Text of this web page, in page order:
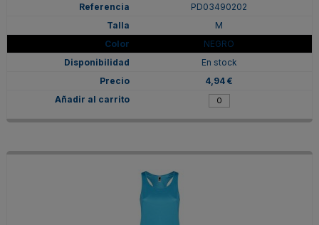
PD03490202
M
NEGRO
En stock
4,94 €